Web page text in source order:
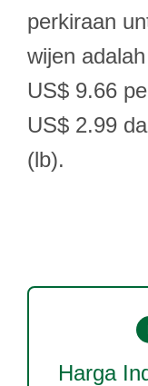
perkiraan
wijen
US$ 9.66
US$ 2.99
(lb).
Harga